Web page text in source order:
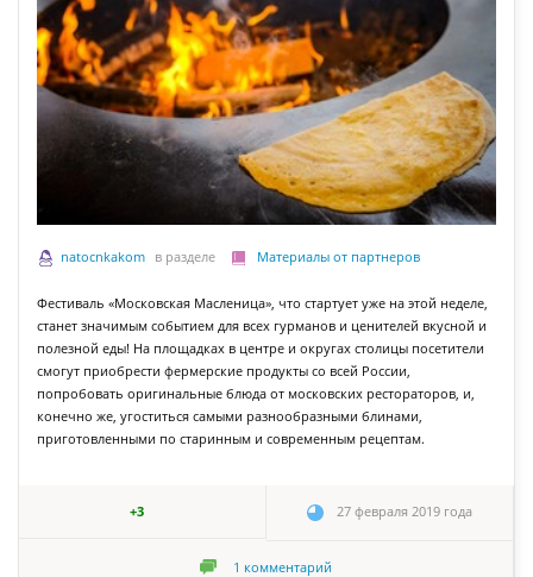
natocnkakom в разделе Материалы от партнеров
Фестиваль «Московская Масленица», что стартует уже на этой неделе,
станет значимым событием для всех гурманов и ценителей вкусной и
полезной еды! На площадках в центре и округах столицы посетители
смогут приобрести фермерские продукты со всей России,
попробовать оригинальные блюда от московских рестораторов, и,
конечно же, угоститься самыми разнообразными блинами,
приготовленными по старинным и современным рецептам.
+3 27 февраля 2019 года
1 комментарий